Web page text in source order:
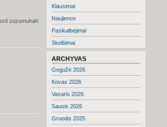
Klausimai
Naujienos
Pasikalbėjimai
Skelbimai
ARCHYVAS
Gegužė 2026
Kovas 2026
Vasaris 2026
Sausis 2026
Gruodis 2025
zozumuhah